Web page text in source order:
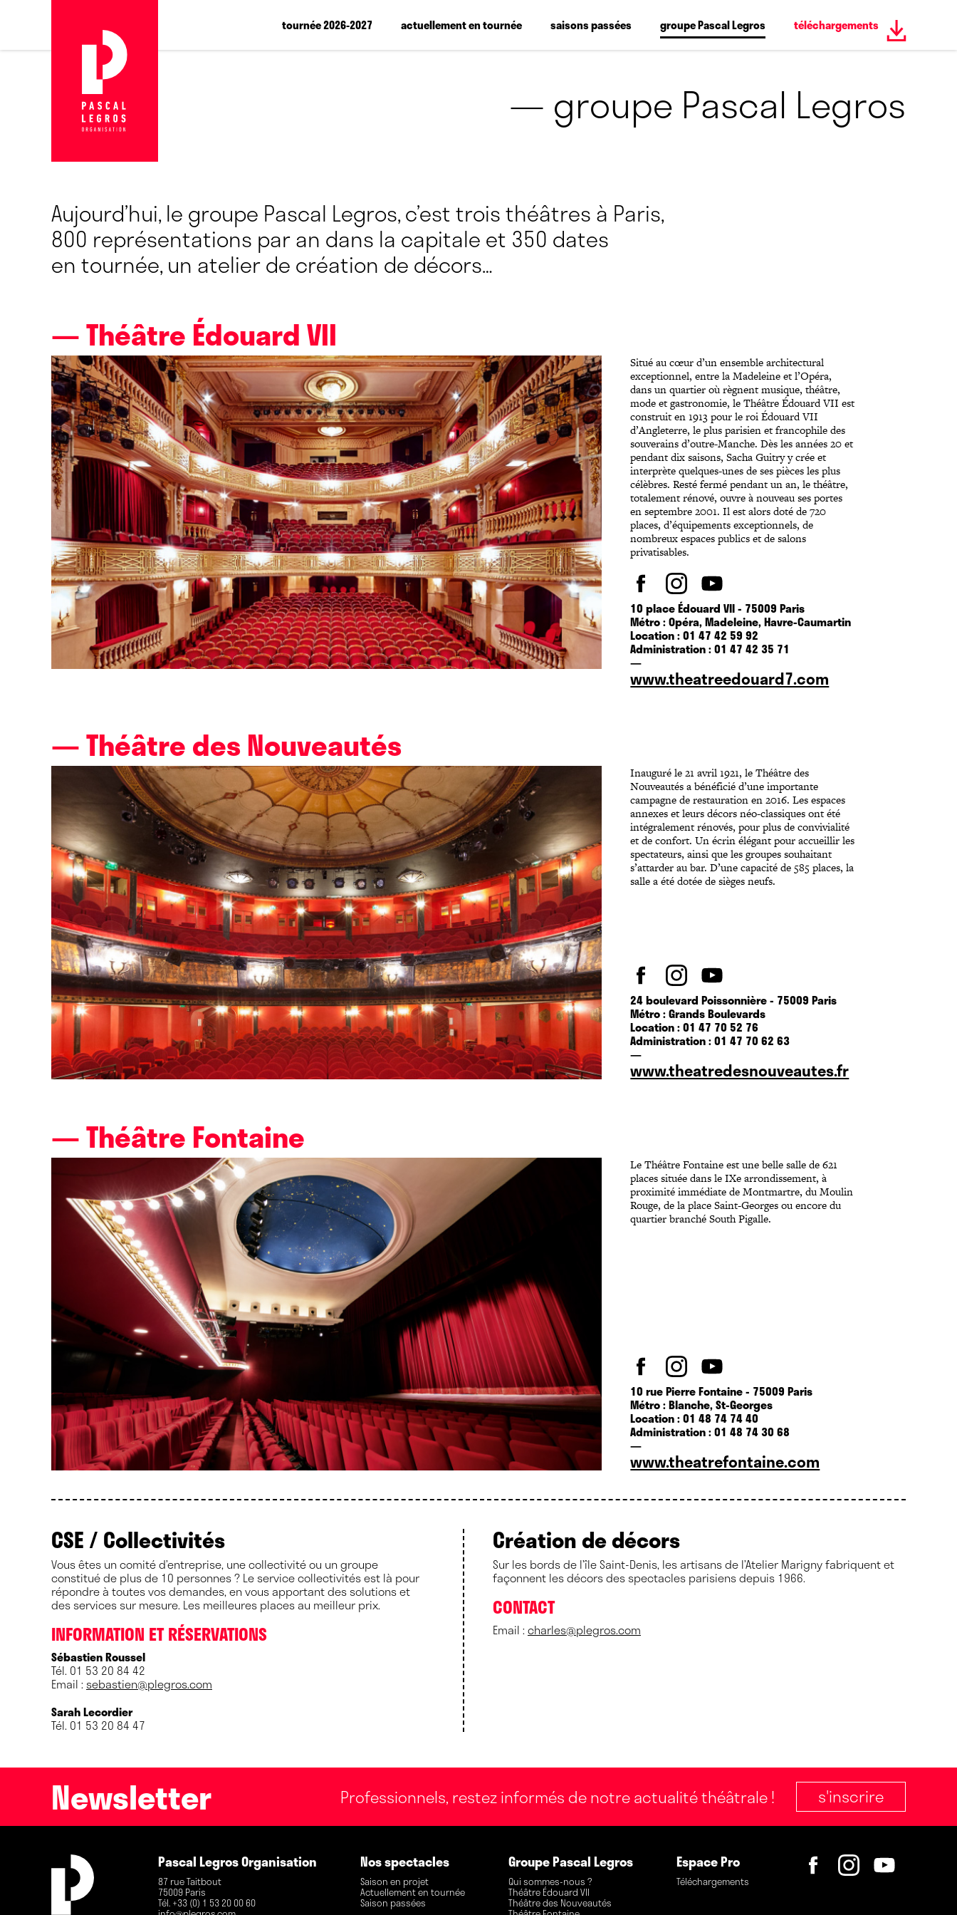
tournée 2026-2027 actuellement en tournée saisons passées groupe Pascal Legros téléchargements
— groupe Pascal Legros
Aujourd’hui, le groupe Pascal Legros, c’est trois théâtres à Paris,
800 représentations par an dans la capitale et 350 dates
en tournée, un atelier de création de décors…
— Théâtre Édouard VII
Situé au cœur d’un ensemble architectural
exceptionnel, entre la Madeleine et l’Opéra,
dans un quartier où règnent musique, théâtre,
mode et gastronomie, le Théâtre Édouard VII est
construit en 1913 pour le roi Édouard VII
d’Angleterre, le plus parisien et francophile des
souverains d’outre-Manche. Dès les années 20 et
pendant dix saisons, Sacha Guitry y crée et
interprète quelques-unes de ses pièces les plus
célèbres. Resté fermé pendant un an, le théâtre,
totalement rénové, ouvre à nouveau ses portes
en septembre 2001. Il est alors doté de 720
places, d’équipements exceptionnels, de
nombreux espaces publics et de salons
privatisables.
10 place Édouard VII - 75009 Paris
Métro : Opéra, Madeleine, Havre-Caumartin
Location : 01 47 42 59 92
Administration : 01 47 42 35 71
—
www.theatreedouard7.com
— Théâtre des Nouveautés
Inauguré le 21 avril 1921, le Théâtre des
Nouveautés a bénéficié d’une importante
campagne de restauration en 2016. Les espaces
annexes et leurs décors néo-classiques ont été
intégralement rénovés, pour plus de convivialité
et de confort. Un écrin élégant pour accueillir les
spectateurs, ainsi que les groupes souhaitant
s’attarder au bar. D’une capacité de 585 places, la
salle a été dotée de sièges neufs.
24 boulevard Poissonnière - 75009 Paris
Métro : Grands Boulevards
Location : 01 47 70 52 76
Administration : 01 47 70 62 63
—
www.theatredesnouveautes.fr
— Théâtre Fontaine
Le Théâtre Fontaine est une belle salle de 621
places située dans le IXe arrondissement, à
proximité immédiate de Montmartre, du Moulin
Rouge, de la place Saint-Georges ou encore du
quartier branché South Pigalle.
10 rue Pierre Fontaine - 75009 Paris
Métro : Blanche, St-Georges
Location : 01 48 74 74 40
Administration : 01 48 74 30 68
—
www.theatrefontaine.com
CSE / Collectivités
Vous êtes un comité d’entreprise, une collectivité ou un groupe
constitué de plus de 10 personnes ? Le service collectivités est là pour
répondre à toutes vos demandes, en vous apportant des solutions et
des services sur mesure. Les meilleures places au meilleur prix.
INFORMATION ET RÉSERVATIONS
Sébastien Roussel
Tél. 01 53 20 84 42
Email : sebastien@plegros.com
Sarah Lecordier
Tél. 01 53 20 84 47
Création de décors
Sur les bords de l’île Saint-Denis, les artisans de l’Atelier Marigny fabriquent et
façonnent les décors des spectacles parisiens depuis 1966.
CONTACT
Email :charles@plegros.com
Newsletter Professionnels, restez informés de notre actualité théâtrale ! s'inscrire
Pascal Legros Organisation
87 rue Taitbout
75009 Paris
Tél. +33 (0) 1 53 20 00 60
Nos spectacles
Saison en projet
Actuellement en tournée
Saison passées
Groupe Pascal Legros
Qui sommes-nous ?
Théâtre Édouard VII
Théâtre des Nouveautés
Espace Pro
Téléchargements